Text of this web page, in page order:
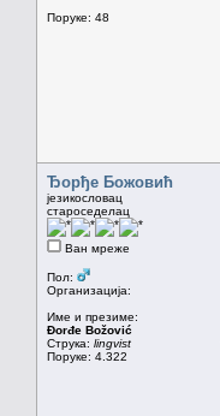
Поруке: 48
Ђорђе Божовић
језикословац
староседелац
Ван мреже
Пол:
Организација:
Име и презиме:
Đorđe Božović
Струка: lingvist
Поруке: 4.322